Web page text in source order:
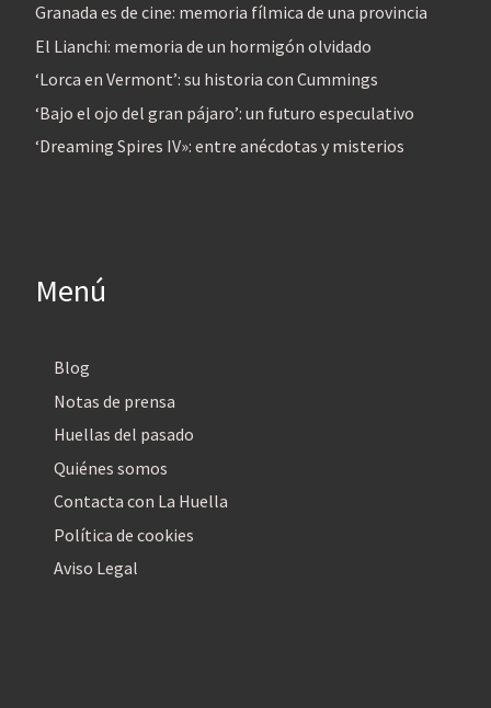
Granada es de cine: memoria fílmica de una provincia
El Lianchi: memoria de un hormigón olvidado
‘Lorca en Vermont’: su historia con Cummings
‘Bajo el ojo del gran pájaro’: un futuro especulativo
‘Dreaming Spires IV»: entre anécdotas y misterios
Menú
Blog
Notas de prensa
Huellas del pasado
Quiénes somos
Contacta con La Huella
Política de cookies
Aviso Legal